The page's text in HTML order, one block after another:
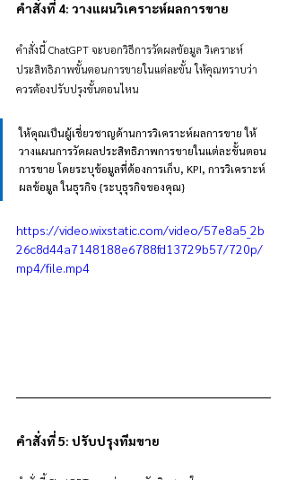
คำสั่งที่ 4: วางแผนวิเคราะห์ผลการขาย
คำสั่งนี้ ChatGPT จะบอกวิธีการวัดผลข้อมูล วิเคราะห์
ประสิทธิภาพขั้นตอนการขายในแต่ละขั้น ให้คุณทราบว่า
ควรต้องปรับปรุงขั้นตอนไหน
ให้คุณเป็นผู้เชี่ยวชาญด้านการวิเคราะห์ผลการขาย ให้
วางแผนการวัดผลประสิทธิภาพการขายในแต่ละขั้นตอน
การขาย โดยระบุข้อมูลที่ต้องการเก็บ, KPI, การวิเคราะห์
ผลข้อมูล ในธุรกิจ {ระบุธุรกิจของคุณ}
https://video.wixstatic.com/video/57e8a5_2b
26c8d44a7148188e6788fd13729b57/720p/
mp4/file.mp4
คำสั่งที่ 5: ปรับปรุงทีมขาย